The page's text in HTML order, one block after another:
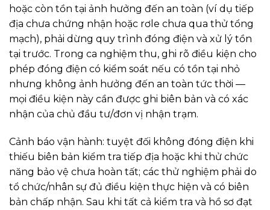
hoặc còn tồn tại ảnh hưởng đến an toàn (ví dụ tiếp
địa chưa chứng nhận hoặc rơle chưa qua thử tổng
mạch), phải dừng quy trình đóng điện và xử lý tồn
tại trước. Trong ca nghiệm thu, ghi rõ điều kiện cho
phép đóng điện có kiểm soát nếu có tồn tại nhỏ
nhưng không ảnh hưởng đến an toàn tức thời —
mọi điều kiện này cần được ghi biên bản và có xác
nhận của chủ đầu tư/đơn vị nhận trạm.
Cảnh báo vận hành: tuyệt đối không đóng điện khi
thiếu biên bản kiểm tra tiếp địa hoặc khi thử chức
năng bảo vệ chưa hoàn tất; các thử nghiệm phải do
tổ chức/nhân sự đủ điều kiện thực hiện và có biên
bản chấp nhận. Sau khi tất cả kiểm tra và hồ sơ đạt